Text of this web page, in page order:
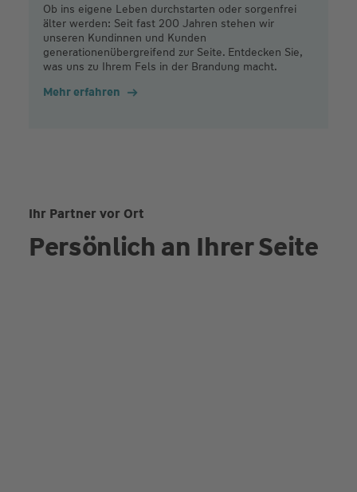
Ob ins eigene Leben durchstarten oder sorgenfrei
älter werden: Seit fast 200 Jahren stehen wir
unseren Kundinnen und Kunden
generationenübergreifend zur Seite. Entdecken Sie,
was uns zu Ihrem Fels in der Brandung macht.
Mehr erfahren
Ihr Partner vor Ort
Persönlich an Ihrer Seite